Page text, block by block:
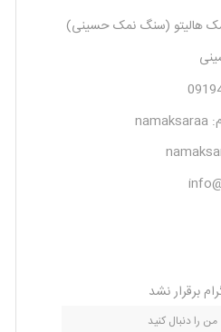
هالیتو (سنگ نمک حسینی)
namaksaraa
برقرار نشد
من را دنبال کنید